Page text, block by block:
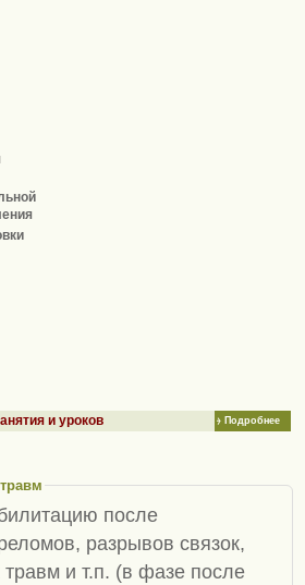
Подробнее
и уроков
после
разрывов связок,
и т.п. (в фазе после